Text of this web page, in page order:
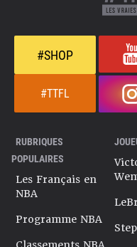
#SHOP
#TTFL
RUBRIQUES
POPULAIRES
Les Français en
NBA
Programme NBA